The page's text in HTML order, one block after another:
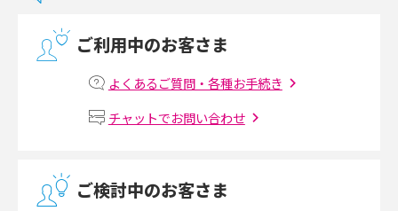
2017年8月(4)
2017年7月(6)
2017年6月(6)
2017年4月(8)
2017年3月(9)
マンションで光回線の利用を始める手順は？設備状況の確認方法も解説
Wi-Fiルーターの設定方法をわかりやすく解説！事前に準備すべきものも紹
無線LANとは？メリット・デメリットや接続方法を解説
ご利用中のお客さま
よくあるご質問・各種お手続き
チャットでお問い合わせ
ご検討中のお客さま